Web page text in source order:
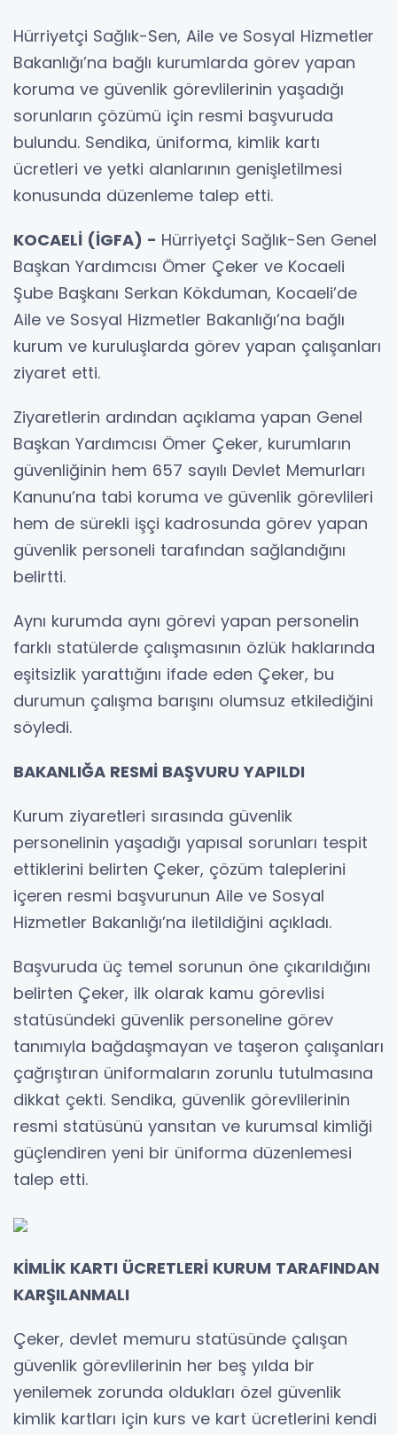
Hürriyetçi Sağlık-Sen, Aile ve Sosyal Hizmetler
Bakanlığı’na bağlı kurumlarda görev yapan
koruma ve güvenlik görevlilerinin yaşadığı
sorunların çözümü için resmi başvuruda
bulundu. Sendika, üniforma, kimlik kartı
ücretleri ve yetki alanlarının genişletilmesi
konusunda düzenleme talep etti.
KOCAELİ (İGFA) - Hürriyetçi Sağlık-Sen Genel
Başkan Yardımcısı Ömer Çeker ve Kocaeli
Şube Başkanı Serkan Kökduman, Kocaeli’de
Aile ve Sosyal Hizmetler Bakanlığı’na bağlı
kurum ve kuruluşlarda görev yapan çalışanları
ziyaret etti.
Ziyaretlerin ardından açıklama yapan Genel
Başkan Yardımcısı Ömer Çeker, kurumların
güvenliğinin hem 657 sayılı Devlet Memurları
Kanunu’na tabi koruma ve güvenlik görevlileri
hem de sürekli işçi kadrosunda görev yapan
güvenlik personeli tarafından sağlandığını
belirtti.
Aynı kurumda aynı görevi yapan personelin
farklı statülerde çalışmasının özlük haklarında
eşitsizlik yarattığını ifade eden Çeker, bu
durumun çalışma barışını olumsuz etkilediğini
söyledi.
BAKANLIĞA RESMİ BAŞVURU YAPILDI
Kurum ziyaretleri sırasında güvenlik
personelinin yaşadığı yapısal sorunları tespit
ettiklerini belirten Çeker, çözüm taleplerini
içeren resmi başvurunun Aile ve Sosyal
Hizmetler Bakanlığı’na iletildiğini açıkladı.
Başvuruda üç temel sorunun öne çıkarıldığını
belirten Çeker, ilk olarak kamu görevlisi
statüsündeki güvenlik personeline görev
tanımıyla bağdaşmayan ve taşeron çalışanları
çağrıştıran üniformaların zorunlu tutulmasına
dikkat çekti. Sendika, güvenlik görevlilerinin
resmi statüsünü yansıtan ve kurumsal kimliği
güçlendiren yeni bir üniforma düzenlemesi
talep etti.
KİMLİK KARTI ÜCRETLERİ KURUM TARAFINDAN
KARŞILANMALI
Çeker, devlet memuru statüsünde çalışan
güvenlik görevlilerinin her beş yılda bir
yenilemek zorunda oldukları özel güvenlik
kimlik kartları için kurs ve kart ücretlerini kendi